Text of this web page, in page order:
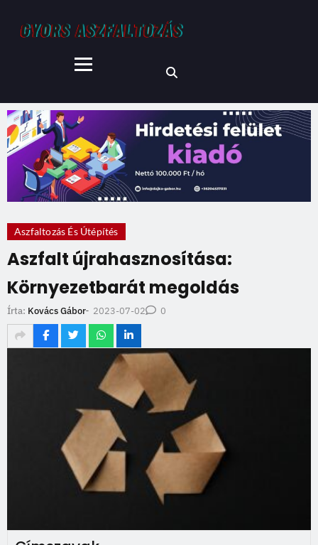
Aszfaltozás És Útépítés
Aszfalt újrahasznosítása:
Környezetbarát megoldás
Írta: Kovács Gábor- 2023-07-02 0